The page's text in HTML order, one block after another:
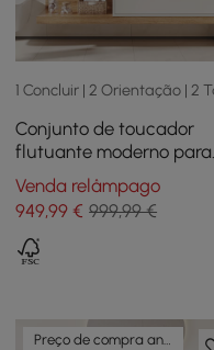
Conjunto de toucador
flutuante moderno para
banheiro, em branco e
natural, com pia
Venda relâmpago
949,99 € 999,99 €
Preço de compra antecipada